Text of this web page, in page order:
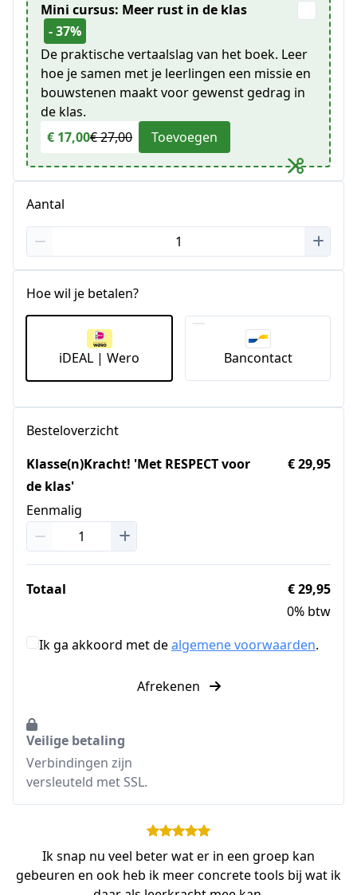
Mini cursus: Meer rust in de klas
- 37%
De praktische vertaalslag van het boek. Leer
hoe je samen met je leerlingen een missie en
bouwstenen maakt voor gewenst gedrag in
de klas.
€ 17,00€ 27,00 Toevoegen
Aantal
Hoe wil je betalen?
iDEAL | Wero Bancontact
Besteloverzicht
Klasse(n)Kracht! 'Met RESPECT voor
de klas'
Eenmalig
€ 29,95
Totaal
€ 29,95
0% btw
Ik ga akkoord met dealgemene voorwaarden.
Afrekenen
Veilige betaling
Verbindingen zijn
versleuteld met SSL.
Ik snap nu veel beter wat er in een groep kan
gebeuren en ook heb ik meer concrete tools bij wat ik